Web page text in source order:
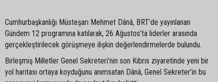
Cumhurbaşkanlığı Müsteşarı Mehmet Dânâ, BRT’de yayınlanan
Gündem 12 programına katılarak, 26 Ağustos’ta liderler arasında
gerçekleştirilecek görüşmeye ilişkin değerlendirmelerde bulundu.
Birleşmiş Milletler Genel Sekreteri’nin son Kıbrıs ziyaretinde yeni bir
yol haritası ortaya koyduğunu anımsatan Dânâ, Genel Sekreter’in bu